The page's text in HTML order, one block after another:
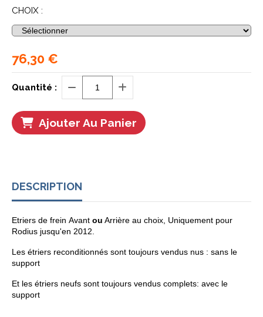
CHOIX :
76,30 €
Quantité :
Ajouter Au Panier
DESCRIPTION
Etriers de frein Avant ou Arrière au choix, Uniquement pour
Rodius jusqu'en 2012.
Les étriers reconditionnés sont toujours vendus nus : sans le
support
Et les étriers neufs sont toujours vendus complets: avec le
support